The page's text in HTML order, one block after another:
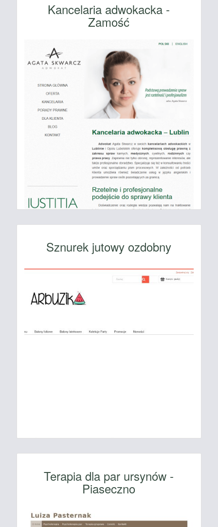
Kancelaria adwokacka -
Zamość
Sznurek jutowy ozdobny
Terapia dla par ursynów -
Piaseczno